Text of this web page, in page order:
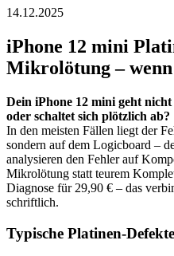
14.12.2025
iPhone 12 mini
Mikrolötung –
Dein iPhone 12 mini geht
oder schaltet sich plötzlich ab?
In den meisten Fällen liegt der
sondern auf dem Logicboard –
analysieren den Fehler auf
Mikrolötung statt teurem
Diagnose für 29,90 € – das
schriftlich.
Typische Platinen-